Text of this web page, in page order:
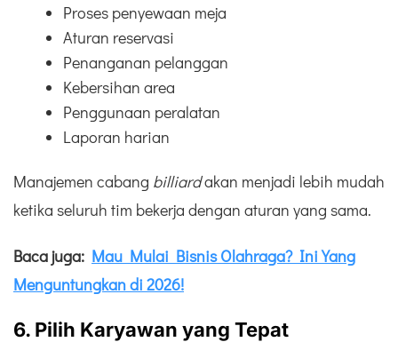
Proses penyewaan meja
Aturan reservasi
Penanganan pelanggan
Kebersihan area
Penggunaan peralatan
Laporan harian
Manajemen cabang billiardakan menjadi lebih mudah
ketika seluruh tim bekerja dengan aturan yang sama.
Baca juga: Mau Mulai Bisnis Olahraga? Ini Yang
Menguntungkan di 2026!
6. Pilih Karyawan yang Tepat